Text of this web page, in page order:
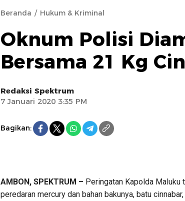
Beranda Hukum & Kriminal
Oknum Polisi
Bersama 21 Kg
Redaksi Spektrum
7 Januari 2020 3:35 PM
Bagikan:
AMBON, SPEKTRUM – Peringatan Kapolda Maluku
peredaran mercury dan bahan bakunya, batu